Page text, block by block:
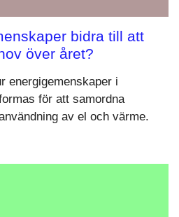
bidra till att
över året?
energigemenskaper i
för att samordna
av el och värme.